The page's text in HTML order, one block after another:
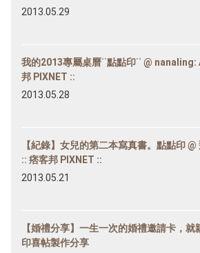
2013.05.29
我的2013專屬桌曆˙˙點點印˙˙ @
邦 PIXNET ::
2013.05.28
【紀錄】女兒的第二本寫真書。點點印
:: 痞客邦 PIXNET ::
2013.05.21
【婚禮分享】一生一次的婚禮邀請卡，
印喜帖製作分享